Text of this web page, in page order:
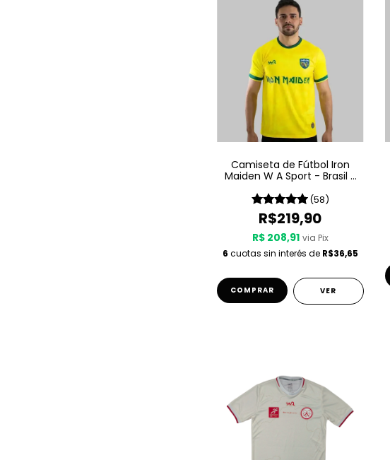
Camiseta de Fútbol Iron
Maiden W A Sport - Brasil -
(58)
R$219,90
R$ 208,91 via Pix
6 cuotas sin interés de R$36,65
COMPRAR VER